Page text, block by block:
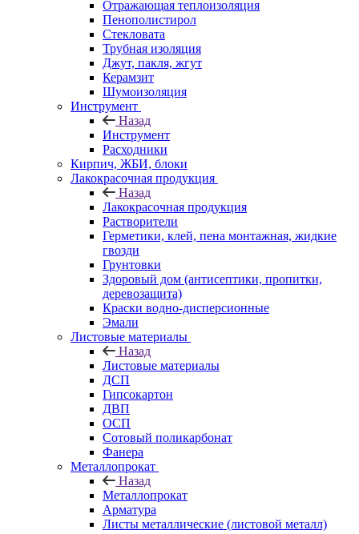
Отражающая теплоизоляция
Пенополистирол
Стекловата
Трубная изоляция
Джут, пакля, жгут
Керамзит
Шумоизоляция
Инструмент
Назад
Инструмент
Расходники
Кирпич, ЖБИ, блоки
Лакокрасочная продукция
Назад
Лакокрасочная продукция
Растворители
Герметики, клей, пена монтажная, жидкие
гвозди
Грунтовки
Здоровый дом (антисептики, пропитки,
деревозащита)
Краски водно-дисперсионные
Эмали
Листовые материалы
Назад
Листовые материалы
ДСП
Гипсокартон
ДВП
ОСП
Сотовый поликарбонат
Фанера
Металлопрокат
Назад
Металлопрокат
Арматура
Листы металлические (листовой металл)